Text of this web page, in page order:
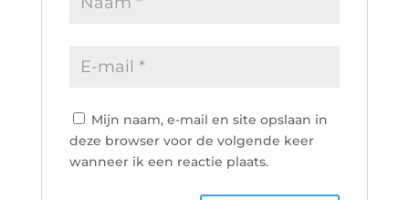
Mijn naam, e-mail en site opslaan in
deze browser voor de volgende keer
wanneer ik een reactie plaats.